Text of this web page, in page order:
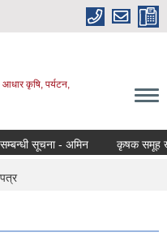
आधार कृषि, पर्यटन,
सूचना - अमिन कृषक समूह